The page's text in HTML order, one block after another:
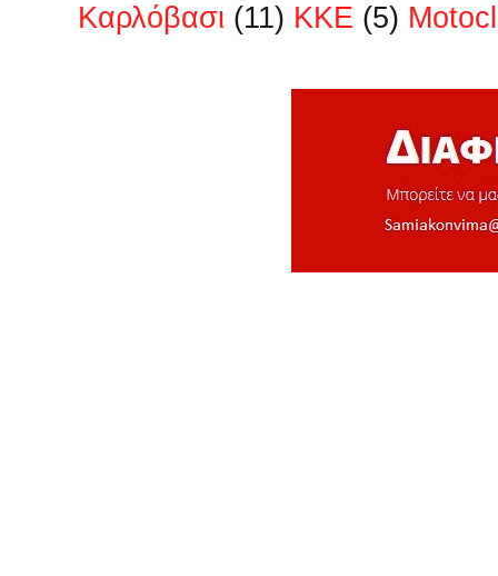
Kαρλόβασι (11) KKE (5)